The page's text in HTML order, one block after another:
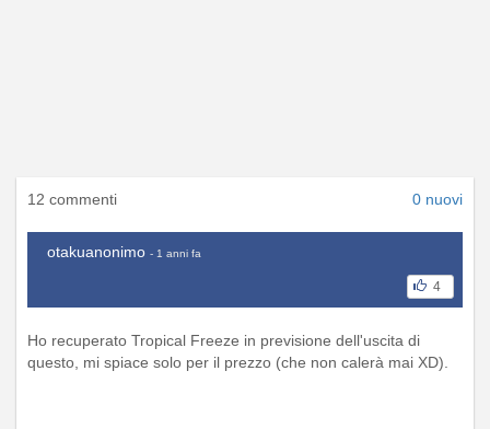
12 commenti 0 nuovi
otakuanonimo - 1 anni fa
4
Ho recuperato Tropical Freeze in previsione dell'uscita di
questo, mi spiace solo per il prezzo (che non calerà mai XD).